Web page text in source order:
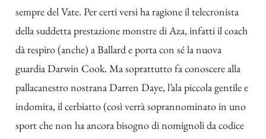
sempre del Vate. Per certi versi ha ragione il telecronista
della suddetta prestazione monstre di Aza, infatti il coach
dà respiro (anche) a Ballard e porta con sé la nuova
guardia Darwin Cook. Ma soprattutto fa conoscere alla
pallacanestro nostrana Darren Daye, l’ala piccola gentile e
indomita, il cerbiatto (così verrà soprannominato in uno
sport che non ha ancora bisogno di nomignoli da codice